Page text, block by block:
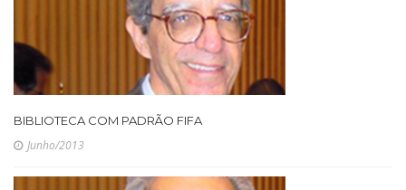
BIBLIOTECA COM PADRÃO FIFA
Junho/2013